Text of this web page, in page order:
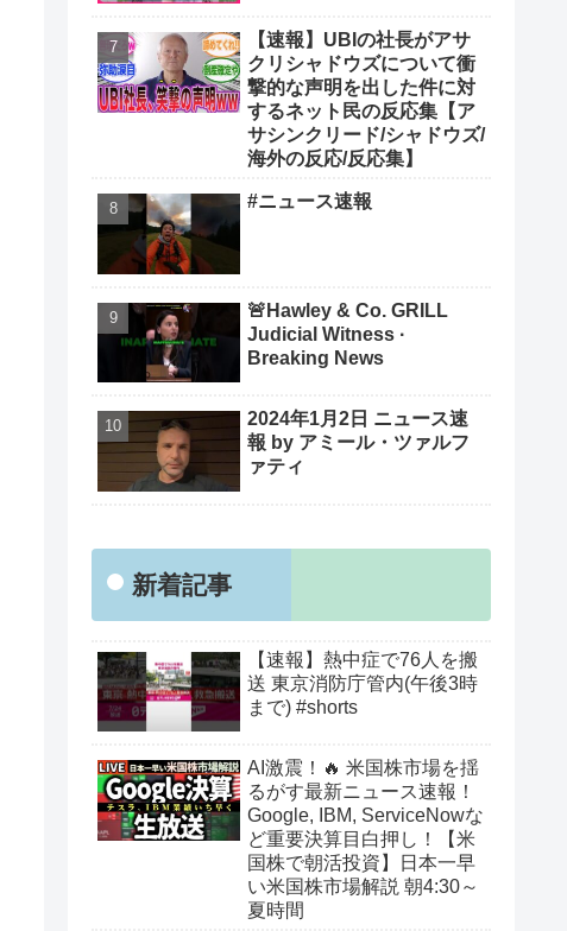
【速報】UBIの社長がアサ
クリシャドウズについて衝
撃的な声明を出した件に対
するネット民の反応集【ア
サシンクリード/シャドウズ/
海外の反応/反応集】
#ニュース速報
🚨Hawley & Co. GRILL
Judicial Witness ·
Breaking News
2024年1月2日 ニュース速
報 by アミール・ツァルフ
ァティ
新着記事
【速報】熱中症で76人を搬
送 東京消防庁管内(午後3時
まで) #shorts
AI激震！🔥 米国株市場を揺
るがす最新ニュース速報！
Google, IBM, ServiceNowな
ど重要決算目白押し！【米
国株で朝活投資】日本一早
い米国株市場解説 朝4:30～
夏時間